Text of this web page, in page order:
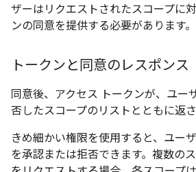
ザーはリクエストされたスコープに
ンの同意を提供する必要があります。
トークンと同意のレスポンス
同意後、アクセス トークンが、ユー
否したスコープのリストとともに返さ
きめ細かい権限を使用すると、ユー
を承認または拒否できます。複数の